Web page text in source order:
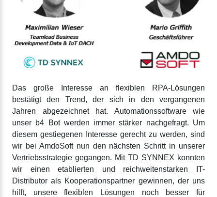
Das große Interesse an flexiblen RPA-Lösungen
bestätigt den Trend, der sich in den vergangenen
Jahren abgezeichnet hat. Automationssoftware wie
unser b4 Bot werden immer stärker nachgefragt. Um
diesem gestiegenen Interesse gerecht zu werden, sind
wir bei AmdoSoft nun den nächsten Schritt in unserer
Vertriebsstrategie gegangen. Mit TD SYNNEX konnten
wir einen etablierten und reichweitenstarken IT-
Distributor als Kooperationspartner gewinnen, der uns
hilft, unsere flexiblen Lösungen noch besser für